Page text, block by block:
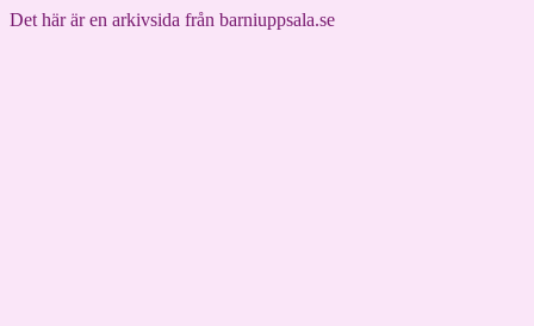
Det här är en arkivsida från barniuppsala.se